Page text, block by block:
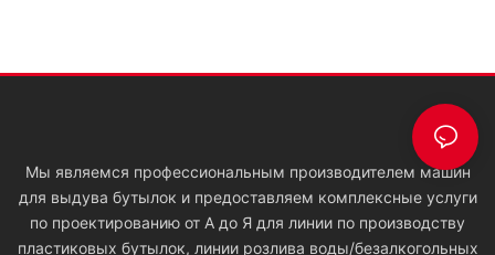
Мы являемся профессиональным производителем машин
для выдува бутылок и предоставляем комплексные услуги
по проектированию от А до Я для линии по производству
пластиковых бутылок, линии розлива воды/безалкогольных